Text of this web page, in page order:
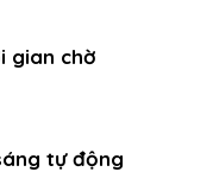
gian chờ
tự động